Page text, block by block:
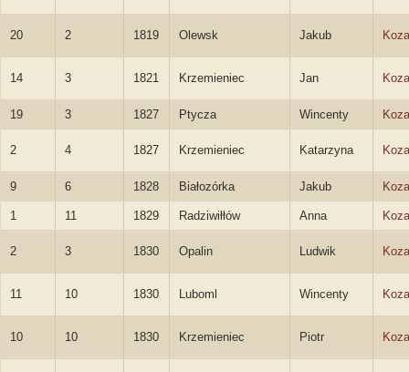
20 2 1819 Olewsk Jakub
14 3 1821 Krzemieniec Jan
19 3 1827 Ptycza Wincenty
2 4 1827 Krzemieniec Katarzyna
9 6 1828 Białozórka Jakub
1 11 1829 Radziwiłłów Anna
2 3 1830 Opalin Ludwik
11 10 1830 Luboml Wincenty
10 10 1830 Krzemieniec Piotr